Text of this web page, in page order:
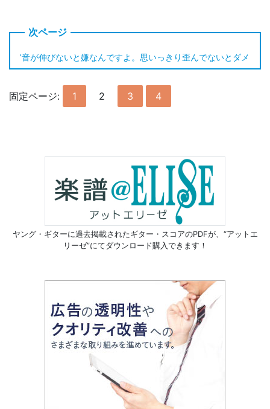
’音が伸びないと嫌なんですよ。思いっきり歪んでないとダメ
固定ページ: 1 2 3 4
ヤング・ギターに過去掲載されたギター・スコアのPDFが、 “アットエ
リーゼ”にてダウンロード購入できます！